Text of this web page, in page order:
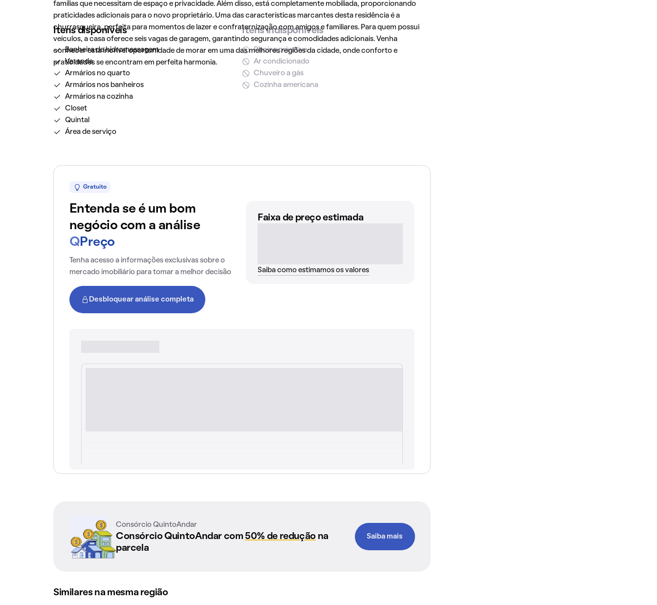
famílias que necessitam de espaço e privacidade. Além disso, está completamente mobiliada, proporcionando
praticidades adicionais para o novo proprietário. Uma das características marcantes desta residência é a
churrasqueira, perfeita para momentos de lazer e confraternização com amigos e familiares. Para quem possui
veículos, a casa oferece seis vagas de garagem, garantindo segurança e comodidades adicionais. Venha
conhecer esta incrível oportunidade de morar em uma das melhores regiões da cidade, onde conforto e
praticidades se encontram em perfeita harmonia.
Itens disponíveis
Banheira de hidromassagem
Varanda
Armários no quarto
Armários nos banheiros
Armários na cozinha
Closet
Quintal
Área de serviço
Itens indisponíveis
Piscina privativa
Ar condicionado
Chuveiro a gás
Cozinha americana
Gratuito
Entenda se é um bom
negócio com a análise
Q Preço
Tenha acesso a informações exclusivas sobre o
mercado imobiliário para tomar a melhor decisão
Desbloquear análise completa
Faixa de preço estimada
Saiba como estimamos os valores
Consórcio QuintoAndar
Consórcio QuintoAndar com 50% de reduçãona
parcela
Saiba mais
Similares na mesma região